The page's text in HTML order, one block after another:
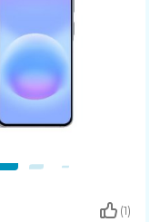
(1)